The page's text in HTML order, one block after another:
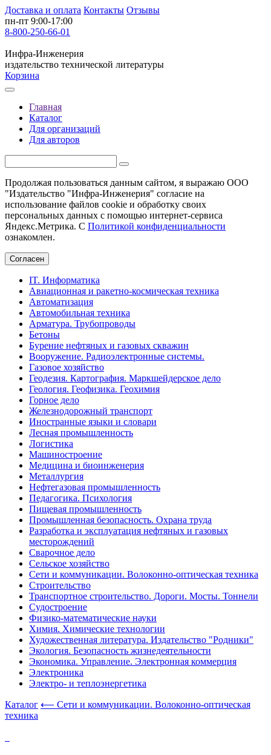
Доставка и оплата Контакты Отзывы
пн-пт 9:00-17:00
8-800-250-66-01
Инфра-Инженерия
издательство технической литературы
Корзина
Главная
Каталог
Для организаций
Для авторов
Продолжая пользоваться данным сайтом, я выражаю ООО
"Издательство "Инфра-Инженерия" согласие на
использование файлов cookie и обработку своих
персональных данных с помощью интернет-сервиса
Яндекс.Метрика. С Политикой конфиденциальности
ознакомлен.
Согласен
IT. Информатика
Авиационная и ракетно-космическая техника
Автоматизация
Автомобильная техника
Арматура. Трубопроводы
Бетоны
Бурение нефтяных и газовых скважин
Вооружение. Радиоэлектронные системы.
Газовое хозяйство
Геодезия. Картография. Маркшейдерское дело
Геология. Геофизика. Геохимия
Горное дело
Железнодорожный транспорт
Иностранные языки и словари
Лесная промышленность
Логистика
Машиностроение
Медицина и биоинженерия
Металлургия
Нефтегазовая промышленность
Педагогика. Психология
Пищевая промышленность
Промышленная безопасность. Охрана труда
Разработка и эксплуатация нефтяных и газовых
месторождений
Сварочное дело
Сельское хозяйство
Сети и коммуникации. Волоконно-оптическая техника
Строительство
Транспортное строительство. Дороги. Мосты. Тоннели
Судостроение
Физико-математические науки
Химия. Химические технологии
Художественная литература. Издательство "Родники"
Экология. Безопасность жизнедеятельности
Экономика. Управление. Электронная коммерция
Электроника
Электро- и теплоэнергетика
Каталог ⟵ Сети и коммуникации. Волоконно-оптическая
техника